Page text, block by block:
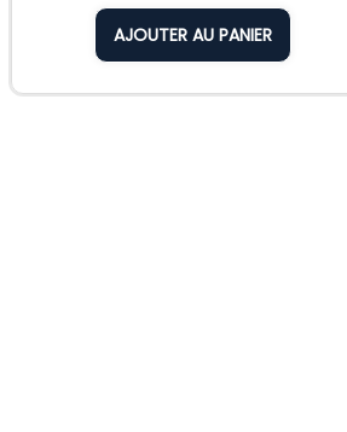
AJOUTER AU PANIER